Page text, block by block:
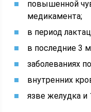
повышенной
медикамента;
в период
в последние 3
заболеваниях
внутренних
язве желудка и